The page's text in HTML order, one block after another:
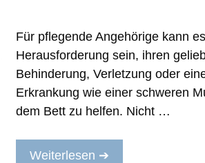
Für pflegende Angehörige kann
Herausforderung sein, ihren
Behinderung, Verletzung oder
Erkrankung wie einer schweren
dem Bett zu helfen. Nicht …
Weiterlesen ➔